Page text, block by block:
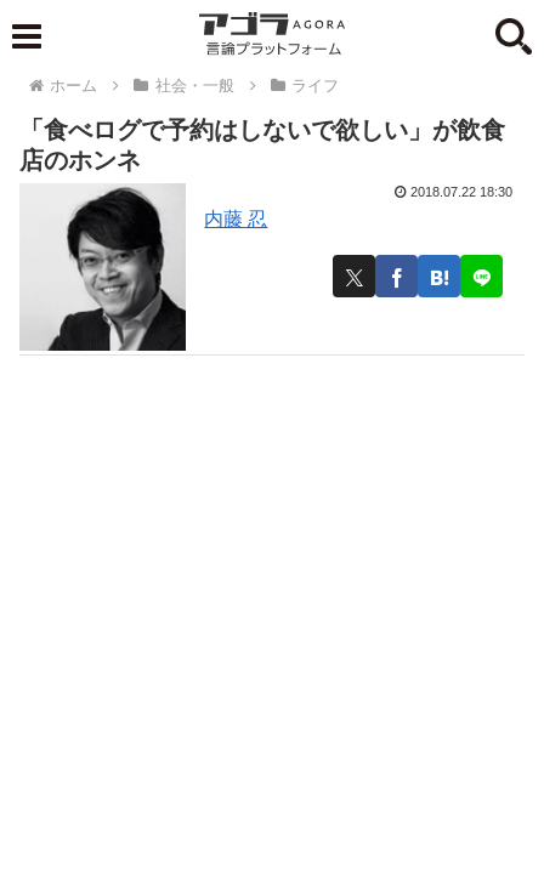
ホーム 社会・一般 ライフ
「食べログで予約はしないで欲しい」が飲食
店のホンネ
内藤 忍
2018.07.22 18:30